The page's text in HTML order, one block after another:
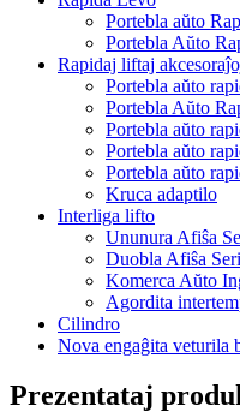
Portebla aŭto
Portebla Aŭto
Rapidaj liftaj
Portebla aŭto
Portebla Aŭto
Portebla aŭto
Portebla aŭto
Portebla aŭto
Kruca adaptilo
Interliga lifto
Ununura Afiŝa
Duobla Afiŝa
Komerca Aŭto
Agordita
Cilindro
Nova engaĝita veturila
Prezentataj